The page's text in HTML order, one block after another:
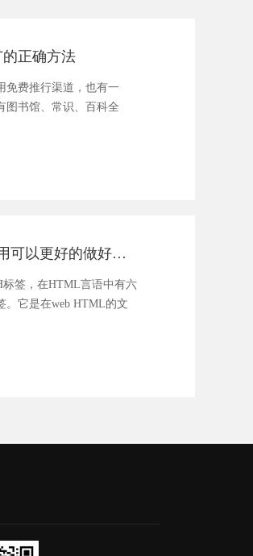
正确方法
免费推行渠道，也有一
图书馆、常识、百科全
h标签如何使用可以更好的做好优化
标签，在HTML言语中有六
。它是在web HTML的文